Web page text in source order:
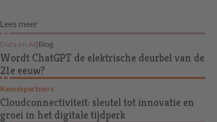
Lees meer
Data en AI |Blog
Wordt ChatGPT de elektrische deurbel van de
21e eeuw?
Kennispartners
Cloudconnectiviteit: sleutel tot innovatie en
groei in het digitale tijdperk